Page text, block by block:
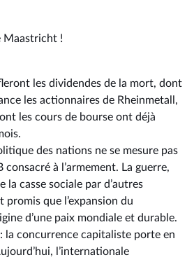
Maastricht !
les dividendes de la mort, dont
les actionnaires de Rheinmetall,
les cours de bourse ont déjà
des nations ne se mesure pas
à l’armement. La guerre,
la casse sociale par d’autres
promis que l’expansion du
d’une paix mondiale et durable.
la concurrence capitaliste porte en
l’internationale